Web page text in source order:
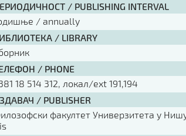
/ PUBLISHING INTERVAL
/ annually
/ LIBRARY
/ PHONE
18 514 312, локал/ext 191,194
/ PUBLISHER
факултет Универзитета у